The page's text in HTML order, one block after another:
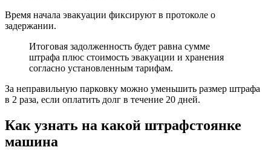
Время начала эвакуации фиксируют в протоколе о
задержании.
Итоговая задолженность будет равна сумме
штрафа плюс стоимость эвакуации и хранения
согласно установленным тарифам.
За неправильную парковку можно уменьшить размер штрафа
в 2 раза, если оплатить долг в течение 20 дней.
Как узнать на какой штрафстоянке
машина